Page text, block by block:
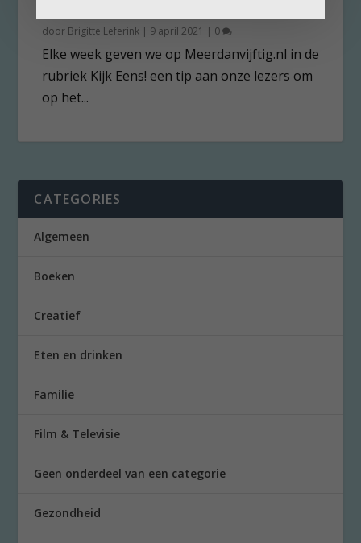
door Brigitte Leferink | 9 april 2021 | 0
Elke week geven we op Meerdanvijftig.nl in de
rubriek Kijk Eens! een tip aan onze lezers om
op het...
CATEGORIES
Algemeen
Boeken
Creatief
Eten en drinken
Familie
Film & Televisie
Geen onderdeel van een categorie
Gezondheid